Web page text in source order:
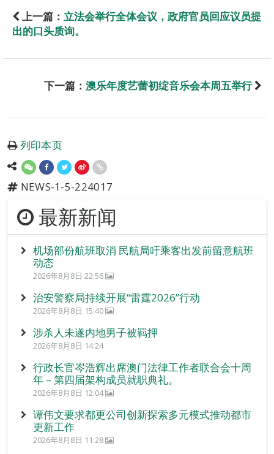
上一篇： 立法会举行全体会议，政府官员回应议员提
出的口头质询。
下一篇： 澳乐年度艺蕾初绽音乐会本周五举行
列印本页
NEWS-1-5-224017
最新新闻
机场部份航班取消 民航局吁乘客出发前留意航班
动态
2026年8月8日 22:56
治安警察局持续开展“雷霆2026”行动
2026年8月8日 15:40
涉杀人未遂内地男子被羁押
2026年8月8日 14:24
行政长官岑浩辉出席澳门法律工作者联合会十周
年 – 第四届架构成员就职典礼。
2026年8月8日 12:04
谭伟文要求都更公司创新探索多元模式推动都市
更新工作
2026年8月8日 11:28